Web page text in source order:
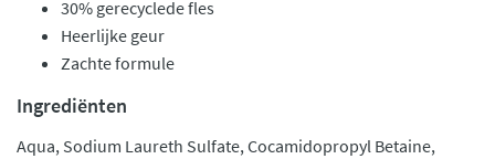
30% gerecyclede fles
Heerlijke geur
Zachte formule
Ingrediënten
Aqua, Sodium Laureth Sulfate, Cocamidopropyl Betaine,